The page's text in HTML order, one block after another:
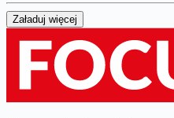
Załaduj więcej